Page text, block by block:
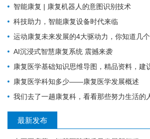
智能康复 | 康复机器人的意图识别技术
科技助力，智能康复设备时代来临
运动康复未来发展的4大驱动力，你知道几个
AI沉浸式智慧康复系统 震撼来袭
康复医学基础知识思维导图，精品资料，建
康复医学科知多少——康复医学发展概述
我们去了一趟康复科，看看那些努力生活的
最新发布